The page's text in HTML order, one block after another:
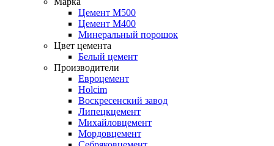
Цемент М500
Цемент М400
Минеральный порошок
Цвет цемента
Белый цемент
Производители
Евроцемент
Holcim
Воскресенский завод
Липецкцемент
Михайловцемент
Мордовцемент